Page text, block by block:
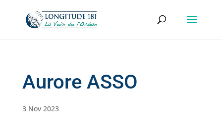
Aurore ASSO
3 Nov 2023